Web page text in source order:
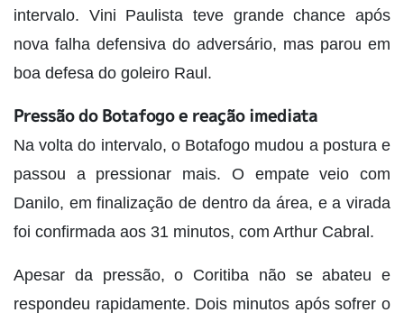
intervalo. Vini Paulista teve grande chance após
nova falha defensiva do adversário, mas parou em
boa defesa do goleiro Raul.
Pressão do Botafogo e reação imediata
Na volta do intervalo, o Botafogo mudou a postura e
passou a pressionar mais. O empate veio com
Danilo, em finalização de dentro da área, e a virada
foi confirmada aos 31 minutos, com Arthur Cabral.
Apesar da pressão, o Coritiba não se abateu e
respondeu rapidamente. Dois minutos após sofrer o